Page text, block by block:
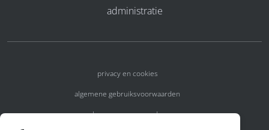
administratie
privacy en cookies
algemene gebruiksvoorwaarden
algemene voorwaarden